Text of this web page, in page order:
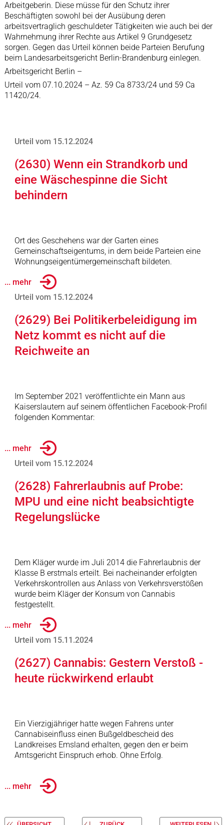
Arbeitgeberin. Diese müsse für den Schutz ihrer
Beschäftigten sowohl bei der Ausübung deren
arbeitsvertraglich geschuldeter Tätigkeiten wie auch bei der
Wahrnehmung ihrer Rechte aus Artikel 9 Grundgesetz
sorgen. Gegen das Urteil können beide Parteien Berufung
beim Landesarbeitsgericht Berlin-Brandenburg einlegen.
Arbeitsgericht Berlin –
Urteil vom 07.10.2024 – Az. 59 Ca 8733/24 und 59 Ca
11420/24.
Urteil vom 15.12.2024
(2630) Wenn ein Strandkorb und
eine Wäschespinne die Sicht
behindern
Ort des Geschehens war der Garten eines
Gemeinschaftseigentums, in dem beide Parteien eine
Wohnungseigentümergemeinschaft bildeten.
... mehr
Urteil vom 15.12.2024
(2629) Bei Politikerbeleidigung im
Netz kommt es nicht auf die
Reichweite an
Im September 2021 veröffentlichte ein Mann aus
Kaiserslautern auf seinem öffentlichen Facebook-Profil
folgenden Kommentar:
... mehr
Urteil vom 15.12.2024
(2628) Fahrerlaubnis auf Probe:
MPU und eine nicht beabsichtigte
Regelungslücke
Dem Kläger wurde im Juli 2014 die Fahrerlaubnis der
Klasse B erstmals erteilt. Bei nacheinander erfolgten
Verkehrskontrollen aus Anlass von Verkehrsverstößen
wurde beim Kläger der Konsum von Cannabis
festgestellt.
... mehr
Urteil vom 15.11.2024
(2627) Cannabis: Gestern Verstoß -
heute rückwirkend erlaubt
Ein Vierzigjähriger hatte wegen Fahrens unter
Cannabiseinfluss einen Bußgeldbescheid des
Landkreises Emsland erhalten, gegen den er beim
Amtsgericht Einspruch erhob. Ohne Erfolg.
... mehr